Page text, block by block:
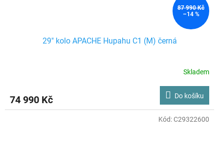
87 990 Kč
–14 %
29" kolo APACHE Hupahu C1 (M) černá
Skladem
74 990 Kč Do košíku
Kód:C29322600